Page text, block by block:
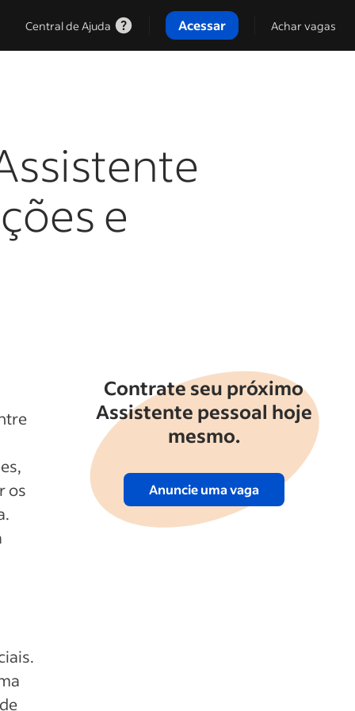
Central de Ajuda Acessar Achar vagas
e
os
Contrate seu próximo
Assistente pessoal hoje
mesmo.
Anuncie uma vaga